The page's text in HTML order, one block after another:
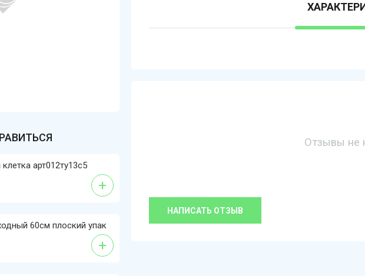
арт012ту13с5
+
60см плоский упак
+
Отзывы не
НАПИСАТЬ ОТЗЫВ